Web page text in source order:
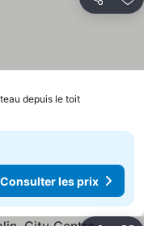
Partager
depuis le toit
Consulter les prix